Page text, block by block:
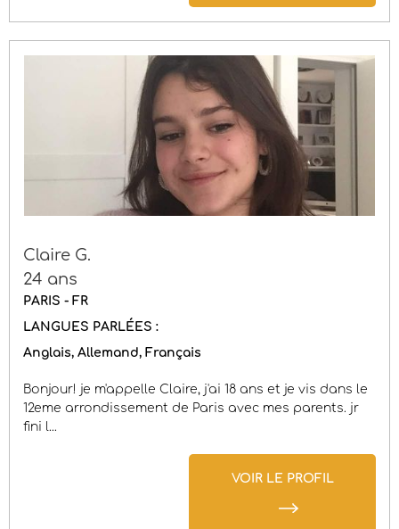
Claire G.
24 ans
PARIS - FR
LANGUES PARLÉES :
Anglais Allemand Français
Bonjour! je m'appelle Claire, j'ai 18 ans et je vis dans le
12eme arrondissement de Paris avec mes parents. jr
fini l...
VOIR LE PROFIL